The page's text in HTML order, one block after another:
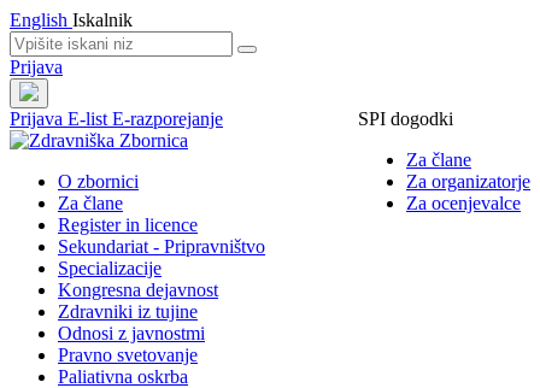
English Iskalnik
Prijava
Prijava
SPI dogodki
Za člane
Za organizatorje
Za ocenjevalce
E-list E-razporejanje
O zbornici
Za člane
Register in licence
Sekundariat - Pripravništvo
Specializacije
Kongresna dejavnost
Zdravniki iz tujine
Odnosi z javnostmi
Pravno svetovanje
Paliativna oskrba